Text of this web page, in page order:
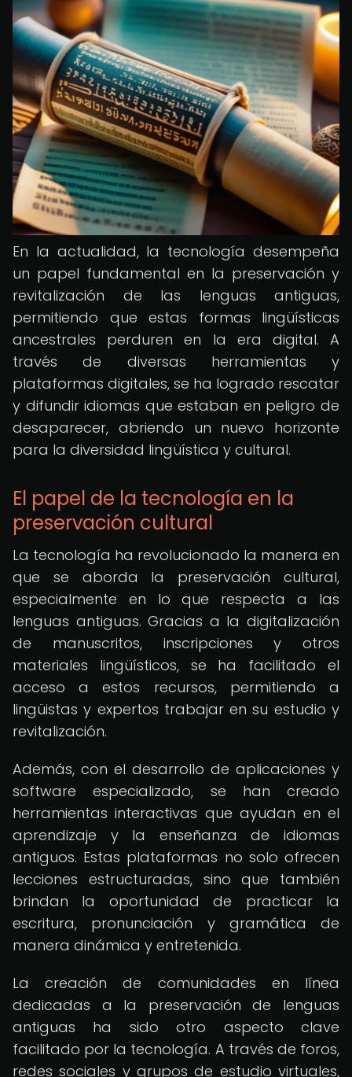
En la actualidad, la tecnología desempeña
un papel fundamental en la preservación y
revitalización de las lenguas antiguas,
permitiendo que estas formas lingüísticas
ancestrales perduren en la era digital. A
través de diversas herramientas y
plataformas digitales, se ha logrado rescatar
y difundir idiomas que estaban en peligro de
desaparecer, abriendo un nuevo horizonte
para la diversidad lingüística y cultural.
El papel de la tecnología en la
preservación cultural
La tecnología ha revolucionado la manera en
que se aborda la preservación cultural,
especialmente en lo que respecta a las
lenguas antiguas. Gracias a la digitalización
de manuscritos, inscripciones y otros
materiales lingüísticos, se ha facilitado el
acceso a estos recursos, permitiendo a
lingüistas y expertos trabajar en su estudio y
revitalización.
Además, con el desarrollo de aplicaciones y
software especializado, se han creado
herramientas interactivas que ayudan en el
aprendizaje y la enseñanza de idiomas
antiguos. Estas plataformas no solo ofrecen
lecciones estructuradas, sino que también
brindan la oportunidad de practicar la
escritura, pronunciación y gramática de
manera dinámica y entretenida.
La creación de comunidades en línea
dedicadas a la preservación de lenguas
antiguas ha sido otro aspecto clave
facilitado por la tecnología. A través de foros,
redes sociales y grupos de estudio virtuales,